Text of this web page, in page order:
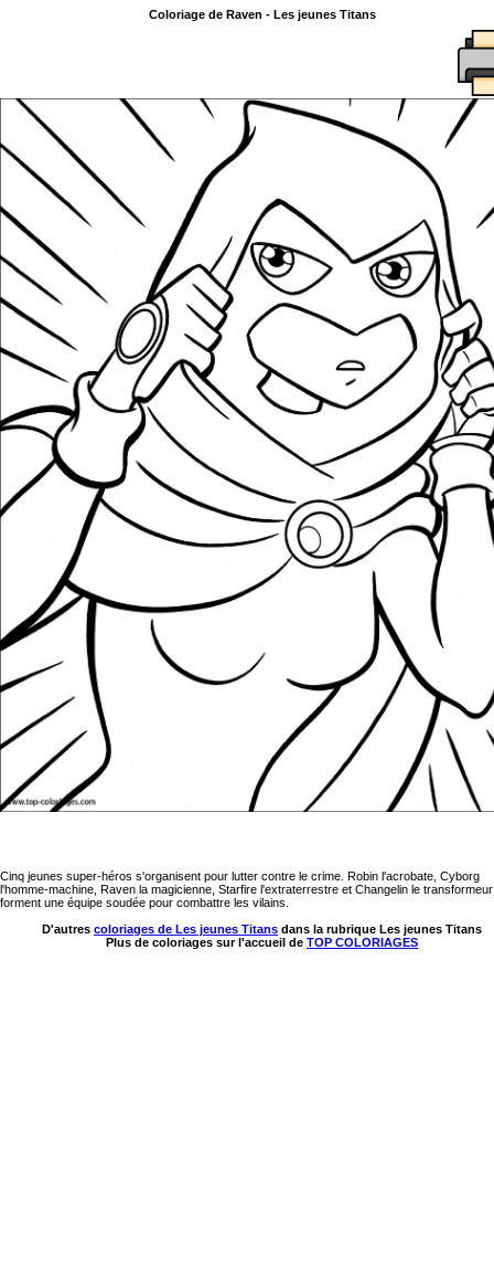
Coloriage de Raven - Les jeunes Titans
Cinq jeunes super-héros s'organisent pour lutter contre le crime. Robin l'acrobate, Cyborg
l'homme-machine, Raven la magicienne, Starfire l'extraterrestre et Changelin le transformeur
forment une équipe soudée pour combattre les vilains.
D'autres coloriages de Les jeunes Titans dans la rubrique Les jeunes Titans
Plus de coloriages sur l'accueil de TOP COLORIAGES